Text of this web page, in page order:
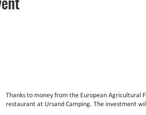
Thanks to money from the European Agricultural
restaurant at Ursand Camping. The investment